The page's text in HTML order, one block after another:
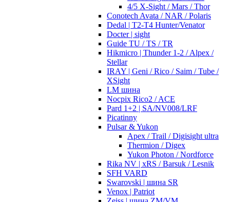
4/5 X-Sight / Mars / Thor
Conotech Avata / NAR / Polaris
Dedal | T2-T4 Hunter/Venator
Docter | sight
Guide TU / TS / TR
Hikmicro | Thunder 1-2 / Alpex /
Stellar
IRAY | Geni / Rico / Saim / Tube /
XSight
LM шина
Nocpix Rico2 / ACE
Pard 1+2 | SA/NV008/LRF
Picatinny
Pulsar & Yukon
Apex / Trail / Digisight ultra
Thermion / Digex
Yukon Photon / Nordforce
Rika NV | xRS / Barsuk / Lesnik
SFH VARD
Swarovski | шина SR
Venox | Patriot